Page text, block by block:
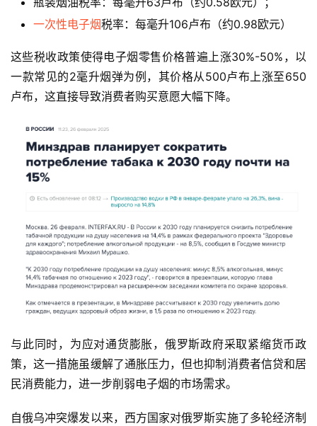
一次性电子烟税率：每毫升106卢布（约0.98欧元）
这些税收政策使得电子烟零售价格普遍上涨30%-50%，以
一款常见的2毫升烟弹为例，其价格从500卢布上涨至650
卢布，这直接导致消费者购买意愿大幅下降。
与此同时，为应对通货膨胀，俄罗斯政府采取紧缩货币政
策，这一措施虽缓解了通胀压力，但也抑制消费者信贷和居
民消费能力，进一步削弱电子烟的市场需求。
自俄乌冲突爆发以来，西方国家对俄罗斯实施了多轮经济制